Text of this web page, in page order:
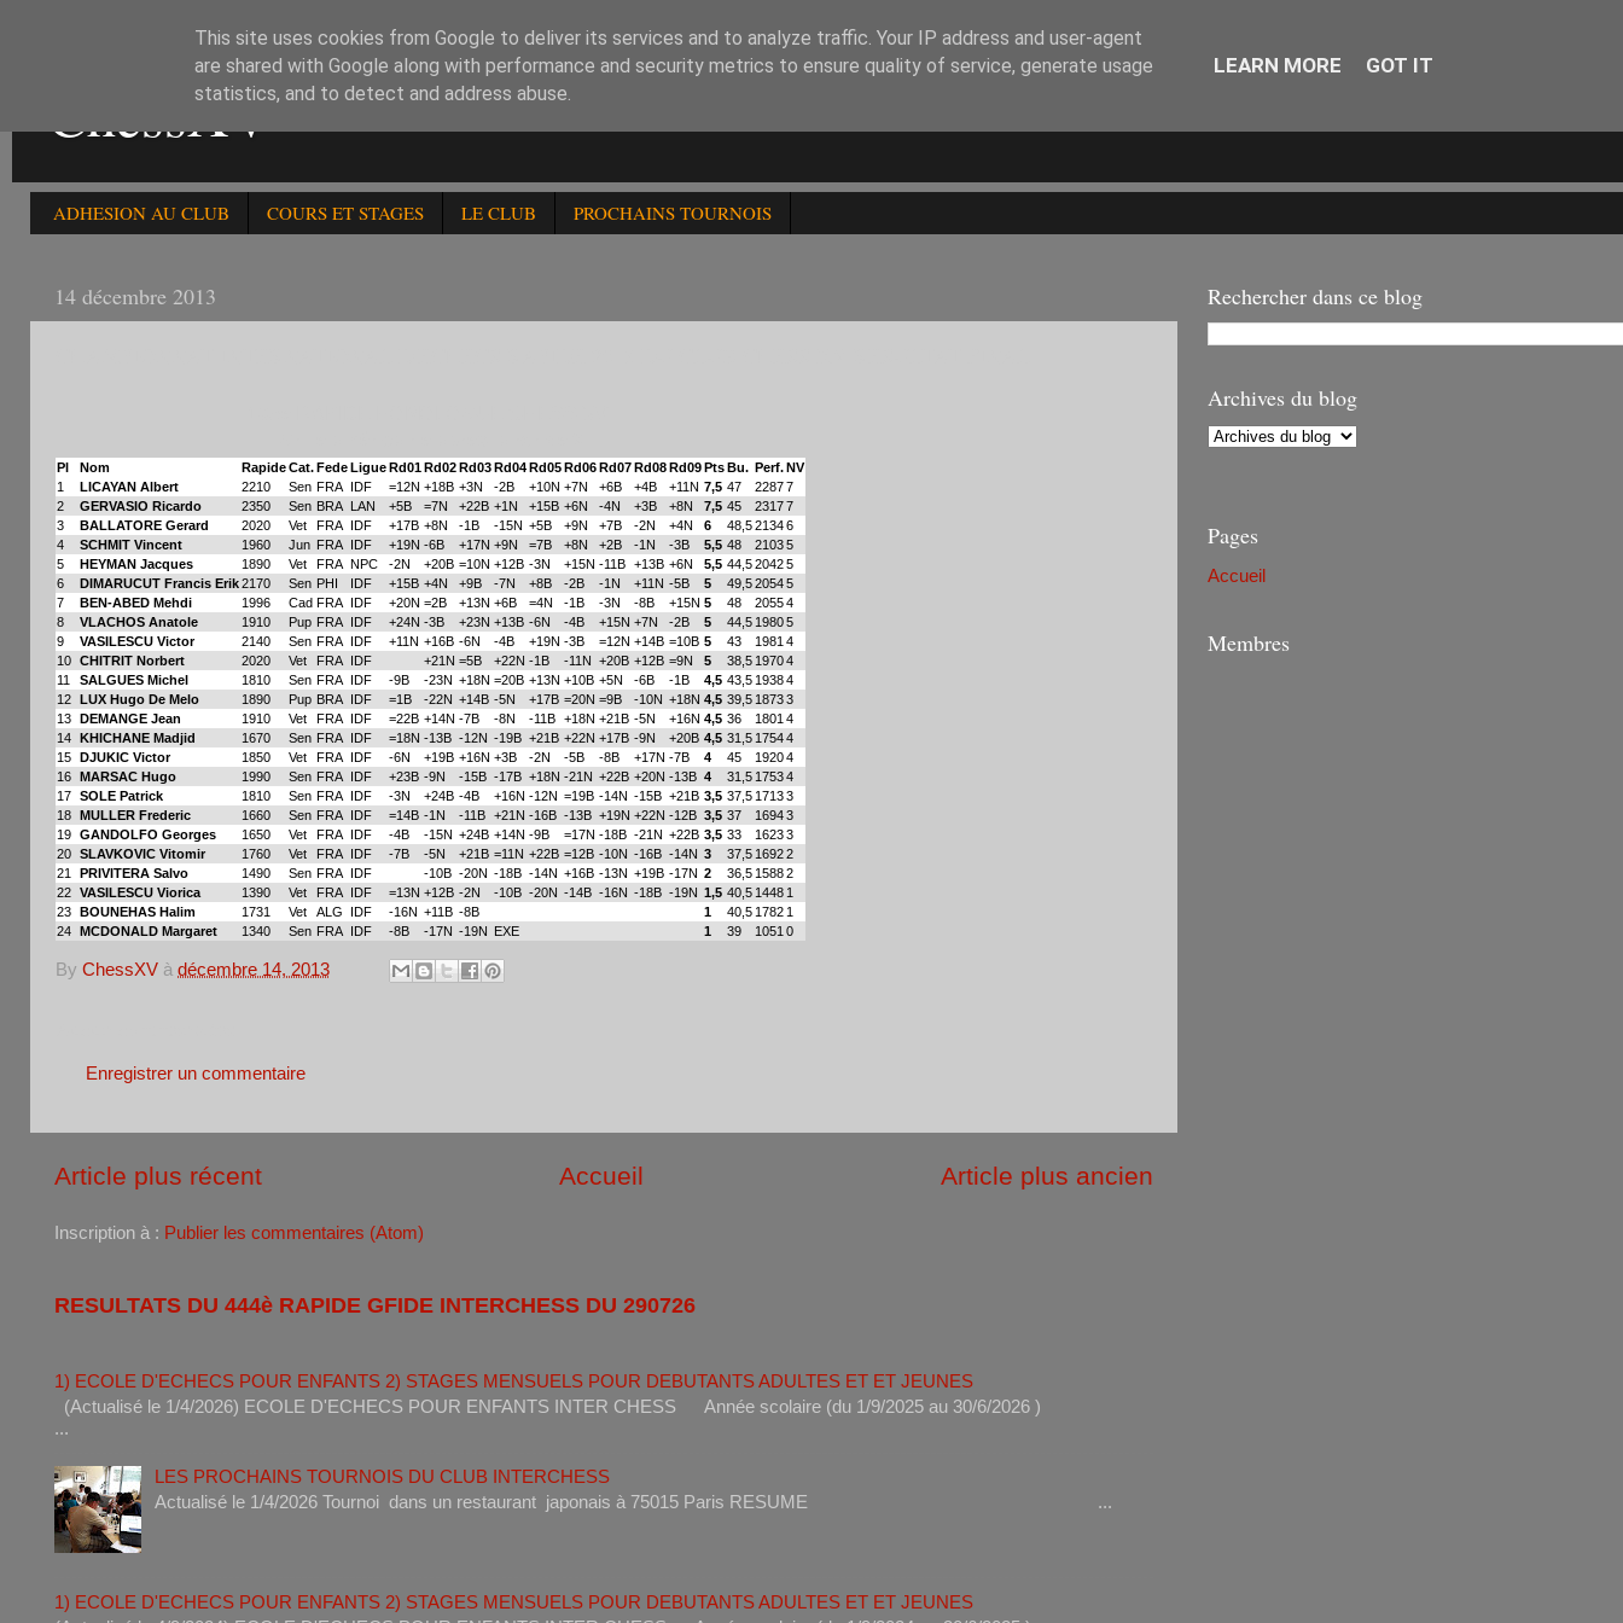
ChessXV
ADHESION AU CLUB COURS ET STAGES LE CLUB PROCHAINS TOURNOIS
14 décembre 2013
Pl Nom RapideCat.FedeLigueRd01Rd02Rd03Rd04Rd05Rd06Rd07Rd08Rd09PtsBu. Perf.NV
1
LICAYAN Albert 2210 Sen FRA IDF =12N +18B +3N -2B +10N +7N +6B +4B +11N 7,5 47 22877
2
GERVASIO Ricardo 2350 Sen BRA LAN +5B =7N +22B +1N +15B +6N -4N +3B +8N 7,5 45 23177
3
BALLATORE Gerard 2020 Vet FRA IDF +17B +8N -1B -15N +5B +9N +7B -2N +4N 6 48,521346
4
SCHMIT Vincent 1960 Jun FRA IDF +19N -6B +17N +9N =7B +8N +2B -1N -3B 5,5 48 21035
5
HEYMAN Jacques 1890 Vet FRA NPC -2N +20B =10N +12B -3N +15N -11B +13B +6N 5,5 44,520425
6
DIMARUCUT Francis Erik2170 Sen PHI IDF +15B +4N +9B -7N +8B -2B -1N +11N -5B 5 49,520545
7
BEN-ABED Mehdi 1996 Cad FRA IDF +20N =2B +13N +6B =4N -1B -3N -8B +15N 5 48 20554
8
VLACHOS Anatole 1910 Pup FRA IDF +24N -3B +23N +13B -6N -4B +15N +7N -2B 5 44,5 19805
9
VASILESCU Victor 2140 Sen FRA IDF +11N +16B -6N -4B +19N -3B =12N +14B =10B 5 43 1981 4
10 CHITRIT Norbert 2020 Vet FRA IDF +21N =5B +22N -1B -11N +20B +12B =9N 5 38,5 19704
11
SALGUES Michel 1810 Sen FRA IDF -9B -23N +18N =20B +13N +10B +5N -6B -1B 4,5 43,5 19384
12 LUX Hugo De Melo 1890 Pup BRA IDF =1B -22N +14B -5N +17B =20N =9B -10N +18N 4,5 39,5 18733
13 DEMANGE Jean 1910 Vet FRA IDF =22B +14N -7B -8N -11B +18N +21B -5N +16N 4,5 36 1801 4
14 KHICHANE Madjid 1670 Sen FRA IDF =18N -13B -12N -19B +21B +22N +17B -9N +20B 4,5 31,5 17544
15 DJUKIC Victor 1850 Vet FRA IDF -6N +19B +16N +3B -2N -5B -8B +17N -7B 4 45 19204
16 MARSAC Hugo 1990 Sen FRA IDF +23B -9N -15B -17B +18N -21N +22B +20N -13B 4 31,5 17534
17 SOLE Patrick 1810 Sen FRA IDF -3N +24B -4B +16N -12N =19B -14N -15B +21B 3,5 37,5 17133
18 MULLER Frederic 1660 Sen FRA IDF =14B -1N -11B +21N -16B -13B +19N +22N -12B 3,5 37 16943
19 GANDOLFO Georges 1650 Vet FRA IDF -4B -15N +24B +14N -9B =17N -18B -21N +22B 3,5 33 16233
20 SLAVKOVIC Vitomir 1760 Vet FRA IDF -7B -5N +21B =11N +22B =12B -10N -16B -14N 3 37,5 16922
21
PRIVITERA Salvo 1490 Sen FRA IDF -10B -20N -18B -14N +16B -13N +19B -17N 2 36,5 15882
22 VASILESCU Viorica 1390 Vet FRA IDF =13N +12B -2N -10B -20N -14B -16N -18B -19N 1,5 40,5 1448 1
23 BOUNEHAS Halim 1731 Vet ALG IDF -16N +11B -8B 1 40,5 1782 1
24 MCDONALD Margaret 1340 Sen FRA IDF -8B -17N -19N EXE 1 39 1051 0
By ChessXV à décembre 14, 2013
Enregistrer un commentaire
Article plus récent Article plus ancien
Accueil
Inscription à : Publier les commentaires (Atom)
RESULTATS DU 444è RAPIDE GFIDE INTERCHESS DU 290726
1) ECOLE D'ECHECS POUR ENFANTS 2) STAGES MENSUELS POUR DEBUTANTS ADULTES ET ET JEUNES
(Actualisé le 1/4/2026) ECOLE D'ECHECS POUR ENFANTS INTER CHESS Année scolaire (du 1/9/2025 au 30/6/2026 )
...
LES PROCHAINS TOURNOIS DU CLUB INTERCHESS
Actualisé le 1/4/2026 Tournoi dans un restaurant japonais à 75015 Paris RESUME ...
1) ECOLE D'ECHECS POUR ENFANTS 2) STAGES MENSUELS POUR DEBUTANTS ADULTES ET ET JEUNES
Rechercher dans ce blog
Archives du blog
Pages
Accueil
Membres
This site uses cookies from Google to deliver its services and to analyze traffic. Your IP address and user-agent
are shared with Google along with performance and security metrics to ensure quality of service, generate usage
statistics, and to detect and address abuse.
LEARN MORE GOT IT